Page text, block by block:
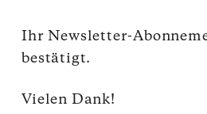
Ihr Newsletter-
bestätigt.
Vielen Dank!